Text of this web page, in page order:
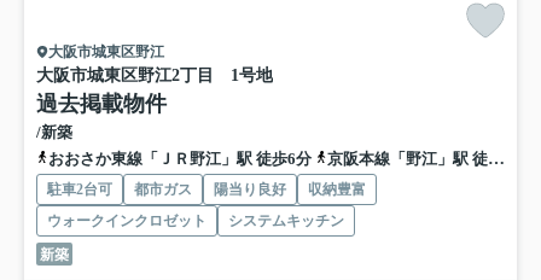
大阪市城東区野江
大阪市城東区野江2丁目 1号地
過去掲載物件
/新築
おおさか東線「ＪＲ野江」駅 徒歩6分
京阪本線「野江」駅 徒歩8分
駐車2台可 都市ガス 陽当り良好
収納豊富
ウォークインクロゼット
システムキッチン
新築